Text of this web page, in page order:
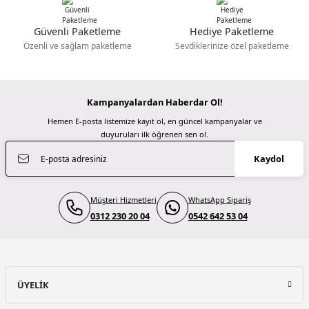
M... N... | 02/01/2026
Deneyimini Paylaş
Yashica x Peanuts Funtastic Anahtarlık Kamera Yashica Boy Adventure
Yashica x Peanuts Funtastic Anahtarlık Kamera Sweet Dreams Home
2.999,00 TL
Yashica
Güvenli Paketleme
Özenli ve sağlam paketleme
Hediye Paketleme
Sevdiklerinize özel paketleme
Kampanyalardan Haberdar Ol!
Hemen E-posta listemize kayıt ol, en güncel kampanyalar ve
duyuruları ilk öğrenen sen ol.
Kaydol
Müşteri Hizmetleri
0312 230 20 04
WhatsApp Sipariş
0542 642 53 04
ÜYELİK